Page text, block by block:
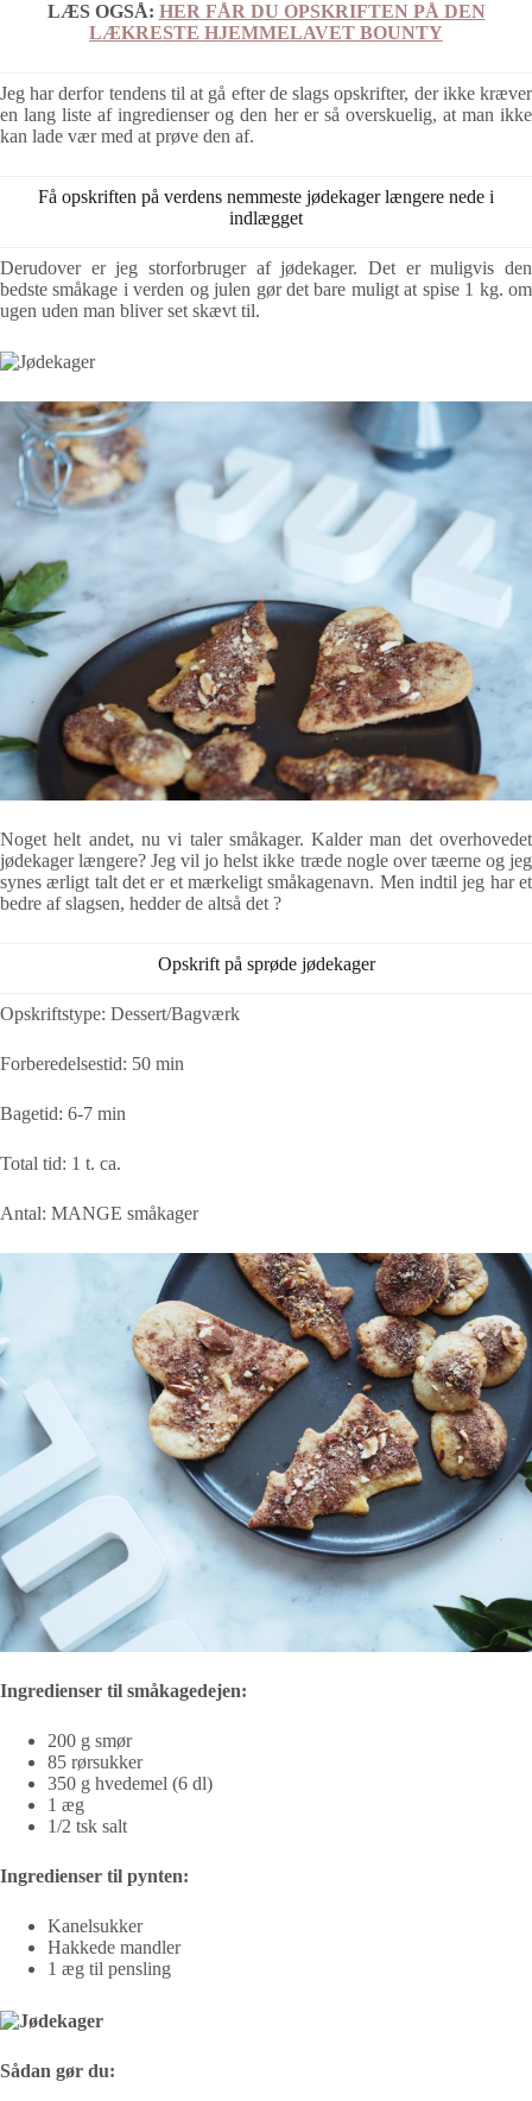
LÆS OGSÅ: HER FÅR DU OPSKRIFTEN PÅ DEN
LÆKRESTE HJEMMELAVET BOUNTY
Jeg har derfor tendens til at gå efter de slags opskrifter, der ikke kræver
en lang liste af ingredienser og den her er så overskuelig, at man ikke
kan lade vær med at prøve den af.
Få opskriften på verdens nemmeste jødekager længere nede i
indlægget
Derudover er jeg storforbruger af jødekager. Det er muligvis den
bedste småkage i verden og julen gør det bare muligt at spise 1 kg. om
ugen uden man bliver set skævt til.
Noget helt andet, nu vi taler småkager. Kalder man det overhovedet
jødekager længere? Jeg vil jo helst ikke træde nogle over tæerne og jeg
synes ærligt talt det er et mærkeligt småkagenavn. Men indtil jeg har et
bedre af slagsen, hedder de altså det ?
Opskrift på sprøde jødekager
Opskriftstype: Dessert/Bagværk
Forberedelsestid: 50 min
Bagetid: 6-7 min
Total tid: 1 t. ca.
Antal: MANGE småkager
Ingredienser til småkagedejen:
200 g smør
85 rørsukker
350 g hvedemel (6 dl)
1 æg
1/2 tsk salt
Ingredienser til pynten:
Kanelsukker
Hakkede mandler
1 æg til pensling
Sådan gør du: